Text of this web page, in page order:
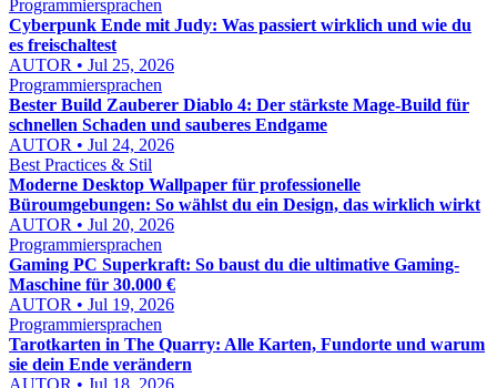
Programmiersprachen
Cyberpunk Ende mit Judy: Was passiert wirklich und wie du
es freischaltest
AUTOR • Jul 25, 2026
Programmiersprachen
Bester Build Zauberer Diablo 4: Der stärkste Mage-Build für
schnellen Schaden und sauberes Endgame
AUTOR • Jul 24, 2026
Best Practices & Stil
Moderne Desktop Wallpaper für professionelle
Büroumgebungen: So wählst du ein Design, das wirklich wirkt
AUTOR • Jul 20, 2026
Programmiersprachen
Gaming PC Superkraft: So baust du die ultimative Gaming-
Maschine für 30.000 €
AUTOR • Jul 19, 2026
Programmiersprachen
Tarotkarten in The Quarry: Alle Karten, Fundorte und warum
sie dein Ende verändern
AUTOR • Jul 18, 2026